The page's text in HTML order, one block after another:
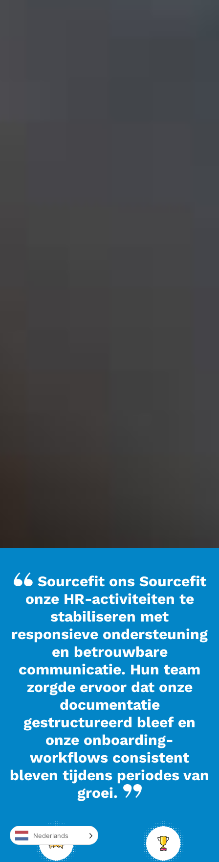
Sourcefit ons Sourcefit
onze HR-activiteiten te
stabiliseren met
responsieve ondersteuning
en betrouwbare
communicatie. Hun team
zorgde ervoor dat onze
documentatie
gestructureerd bleef en
onze onboarding-
workflows consistent
bleven tijdens periodes van
groei.
Nederlands